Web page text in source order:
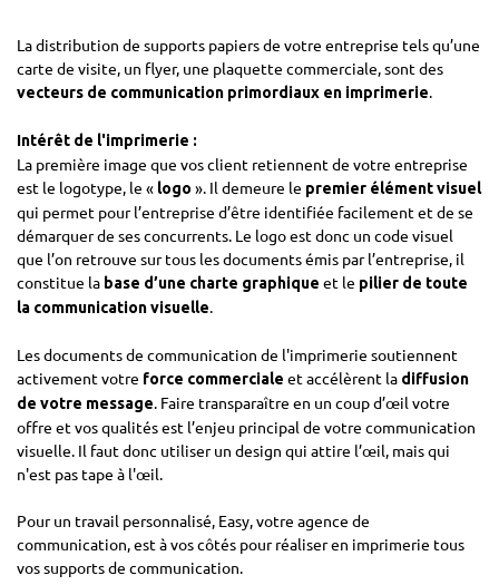
La distribution de supports papiers de votre entreprise tels qu’une
carte de visite, un flyer, une plaquette commerciale, sont des
vecteurs de communication primordiaux en imprimerie.
Intérêt de l'imprimerie :
La première image que vos client retiennent de votre entreprise
est le logotype, le « logo ». Il demeure le premier élément visuel
qui permet pour l’entreprise d’être identifiée facilement et de se
démarquer de ses concurrents. Le logo est donc un code visuel
que l’on retrouve sur tous les documents émis par l’entreprise, il
constitue la base d’une charte graphique et le pilier de toute
la communication visuelle.
Les documents de communication de l'imprimerie soutiennent
activement votre force commerciale et accélèrent la diffusion
de votre message. Faire transparaître en un coup d’œil votre
offre et vos qualités est l’enjeu principal de votre communication
visuelle. Il faut donc utiliser un design qui attire l’œil, mais qui
n'est pas tape à l'œil.
Pour un travail personnalisé, Easy, votre agence de
communication, est à vos côtés pour réaliser en imprimerie tous
vos supports de communication.